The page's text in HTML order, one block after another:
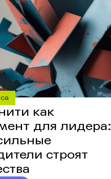
как
для лидера:
строят